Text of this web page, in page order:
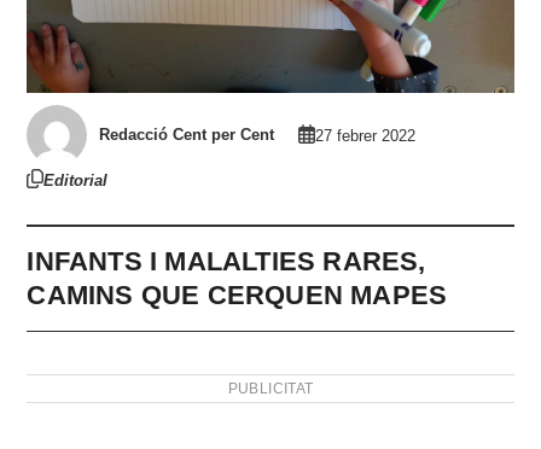
Redacció Cent per Cent 27 febrer 2022
Editorial
INFANTS I MALALTIES RARES,
CAMINS QUE CERQUEN MAPES
PUBLICITAT